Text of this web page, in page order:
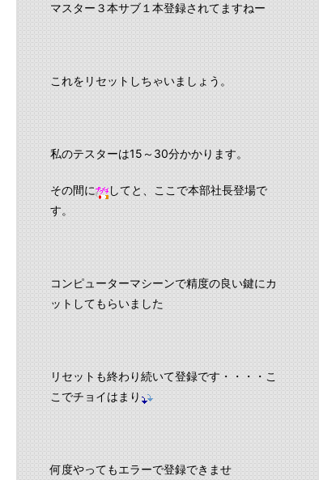
マスター３本サブ１本登録されてますねー
これをリセットしちゃいましょう。
私のテスターは15～30分かかります。
その間に
してと、ここで本部社長登場で
す。
コンピューターマシーンで精度の良い鍵にカ
ットしてもらいました
リセットも終わり続いて登録です・・・・こ
こでチョイはまり
何度やってもエラーで登録できませ